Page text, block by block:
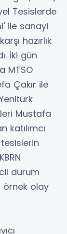
Tesislerde
ile sanayi
hazırlık
İki gün
MTSO
Çakır ile
Mustafa
katılımcı
durum
örnek olay